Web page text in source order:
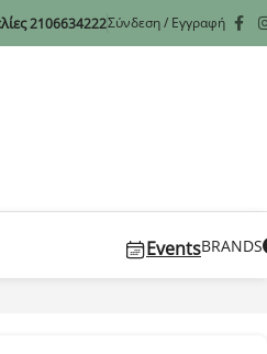
2106634222Σύνδεση / Εγγραφή
EventsBRANDS